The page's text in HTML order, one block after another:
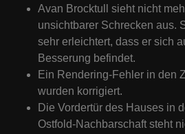
Avan Brocktull sieht nicht
unsichtbarer Schrecken aus.
sehr erleichtert, dass er sich
Besserung befindet.
Ein Rendering-Fehler in den
wurden korrigiert.
Die Vordertür des Hauses in
Ostfold-Nachbarschaft steht